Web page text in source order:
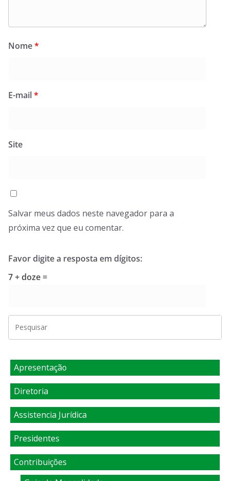
Nome*
E-mail*
Site
Salvar meus dados neste navegador para a
próxima vez que eu comentar.
Favor digite a resposta em dígitos:
7 + doze =
Apresentação
Diretoria
Assistencia Jurídica
Presidentes
Contribuições